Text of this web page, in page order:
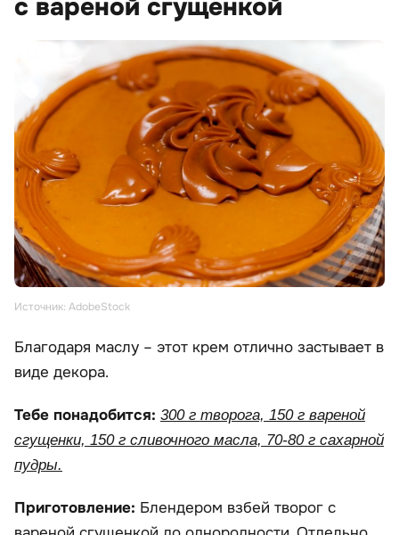
с вареной сгущенкой
Источник: AdobeStock
Благодаря маслу – этот крем отлично застывает в
виде декора.
Тебе понадобится: 300 г творога, 150 г вареной
сгущенки, 150 г сливочного масла, 70-80 г сахарной
пудры.
Приготовление: Блендером взбей творог с